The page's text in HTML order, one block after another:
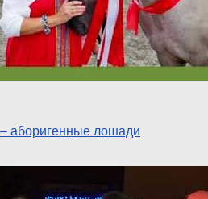
аборигенные лошади